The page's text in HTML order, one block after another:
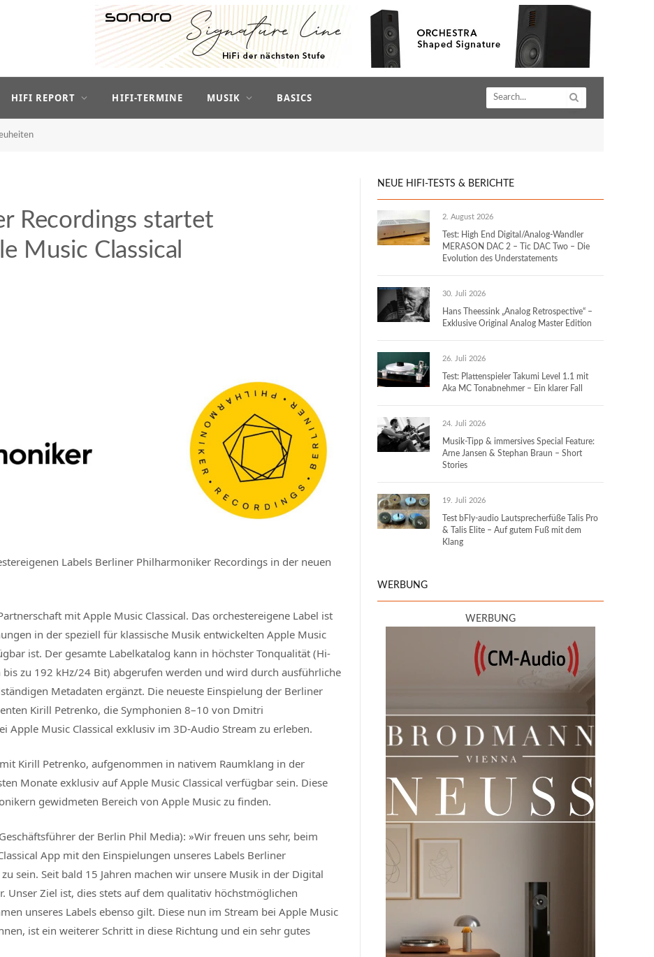
HIFI REPORT HIFI-TERMINE MUSIK BASICS
Recordings startet
Music Classical
Labels Berliner Philharmoniker Recordings in der neuen
mit Apple Music Classical. Das orchestereigene Label ist
in der speziell für klassische Musik entwickelten Apple Music
ist. Der gesamte Labelkatalog kann in höchster Tonqualität (Hi-
zu 192 kHz/24 Bit) abgerufen werden und wird durch ausführliche
Metadaten ergänzt. Die neueste Einspielung der Berliner
Kirill Petrenko, die Symphonien 8–10 von Dmitri
Apple Music Classical exklusiv im 3D-Audio Stream zu erleben.
Kirill Petrenko, aufgenommen in nativem Raumklang in der
Monate exklusiv auf Apple Music Classical verfügbar sein. Diese
gewidmeten Bereich von Apple Music zu finden.
der Berlin Phil Media): »Wir freuen uns sehr, beim
App mit den Einspielungen unseres Labels Berliner
sein. Seit bald 15 Jahren machen wir unsere Musik in der Digital
Unser Ziel ist, dies stets auf dem qualitativ höchstmöglichen
unseres Labels ebenso gilt. Diese nun im Stream bei Apple Music
ist ein weiterer Schritt in diese Richtung und ein sehr gutes
NEUE HIFI-TESTS & BERICHTE
2. August 2026
Test: High End Digital/Analog-Wandler
MERASON DAC 2 – Tic DAC Two – Die
Evolution des Understatements
30. Juli 2026
Hans Theessink „Analog Retrospective“ –
Exklusive Original Analog Master Edition
26. Juli 2026
Test: Plattenspieler Takumi Level 1.1 mit
Aka MC Tonabnehmer – Ein klarer Fall
24. Juli 2026
Musik-Tipp & immersives Special Feature:
Arne Jansen & Stephan Braun – Short
Stories
19. Juli 2026
Test bFly-audio Lautsprecherfüße Talis Pro
& Talis Elite – Auf gutem Fuß mit dem
Klang
WERBUNG
WERBUNG